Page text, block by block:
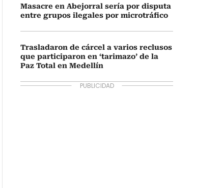
Masacre en Abejorral sería por disputa
entre grupos ilegales por microtráfico
Trasladaron de cárcel a varios reclusos
que participaron en ‘tarimazo’ de la
Paz Total en Medellín